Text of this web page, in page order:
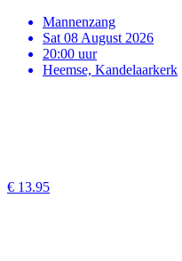
Mannenzang
Sat 08 August 2026
20:00 uur
Heemse, Kandelaarkerk
€ 13.95